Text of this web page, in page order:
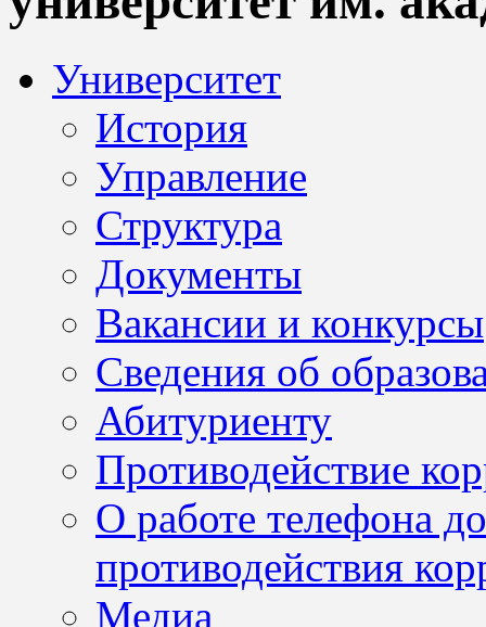
Университет
История
Управление
Структура
Документы
Вакансии и конкурсы
Сведения об
Абитуриенту
Противодействие
О работе телефона
противодействия
Медиа